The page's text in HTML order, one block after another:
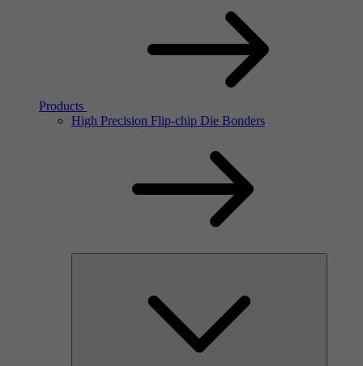
Products
High Precision Flip-chip Die Bonders